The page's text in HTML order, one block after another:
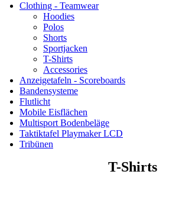
Clothing - Teamwear
Hoodies
Polos
Shorts
Sportjacken
T-Shirts
Accessories
Anzeigetafeln - Scoreboards
Bandensysteme
Flutlicht
Mobile Eisflächen
Multisport Bodenbeläge
Taktiktafel Playmaker LCD
Tribünen
T-Shirts